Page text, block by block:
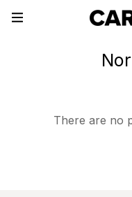
There are no